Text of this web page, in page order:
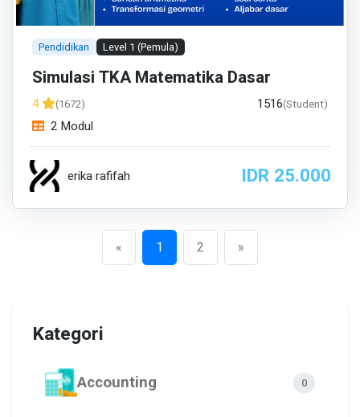
Pendidikan Level 1 (Pemula)
Simulasi TKA Matematika Dasar
4 (1672) 1516(Student)
2 Modul
erika rafifah IDR 25.000
« Previous
1 2 »
Kategori
Accounting 0